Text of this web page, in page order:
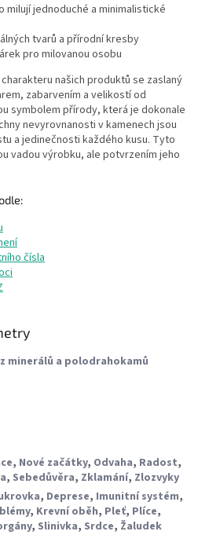
milují jednoduché a minimalistické
tvarů a přírodní kresby
pro milovanou osobu
našich produktů se zaslaný
zabarvením a velikostí od
symbolem přírody, která je dokonale
nevyrovnanosti v kamenech jsou
a jedinečnosti každého kusu. Tyto
vadou výrobku, ale potvrzením jeho
čísla
z minerálů a polodrahokamů
, Nové začátky, Odvaha, Radost,
, Sebedůvěra, Zklamání, Zlozvyky
, Deprese, Imunitní systém,
, Krevní oběh, Pleť, Plíce,
, Slinivka, Srdce, Žaludek